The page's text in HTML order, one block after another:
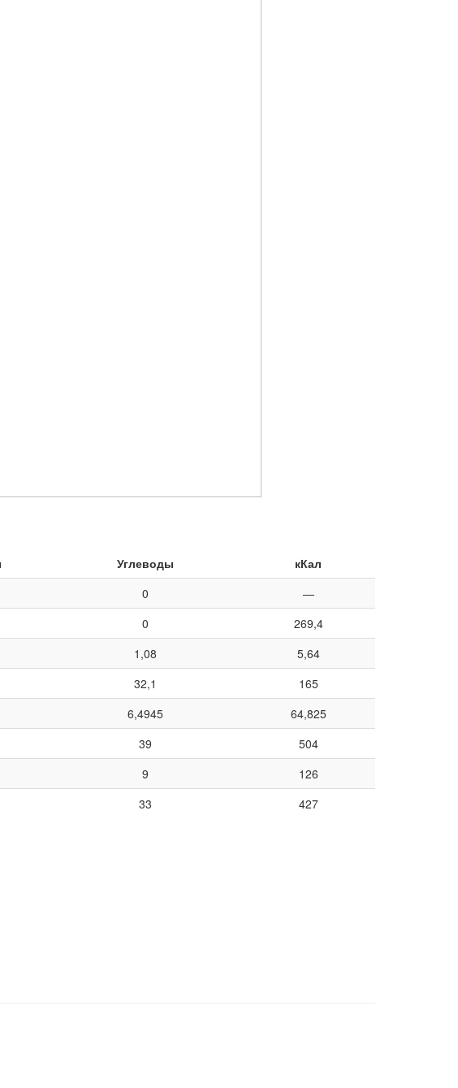
Углеводы
кКал
0
—
0
269,4
1,08
5,64
32,1
165
6,4945
64,825
39
504
9
126
33 427